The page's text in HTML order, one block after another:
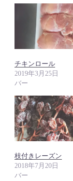
チキンロール
2019年3月25日
バー
枝付きレーズン
2018年7月20日
バー